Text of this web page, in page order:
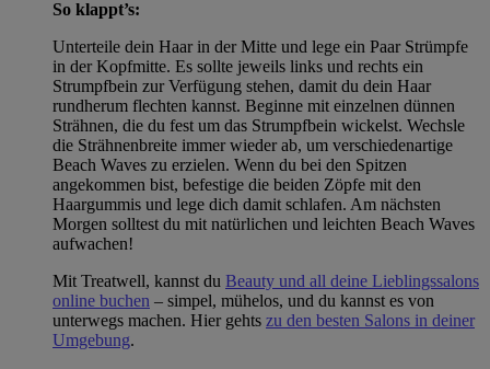
So klappt’s:
Unterteile dein Haar in der Mitte und lege ein Paar Strümpfe
in der Kopfmitte. Es sollte jeweils links und rechts ein
Strumpfbein zur Verfügung stehen, damit du dein Haar
rundherum flechten kannst. Beginne mit einzelnen dünnen
Strähnen, die du fest um das Strumpfbein wickelst. Wechsle
die Strähnenbreite immer wieder ab, um verschiedenartige
Beach Waves zu erzielen. Wenn du bei den Spitzen
angekommen bist, befestige die beiden Zöpfe mit den
Haargummis und lege dich damit schlafen. Am nächsten
Morgen solltest du mit natürlichen und leichten Beach Waves
aufwachen!
Mit Treatwell, kannst du Beauty und all deine Lieblingssalons
online buchen – simpel, mühelos, und du kannst es von
unterwegs machen. Hier gehts zu den besten Salons in deiner
Umgebung.